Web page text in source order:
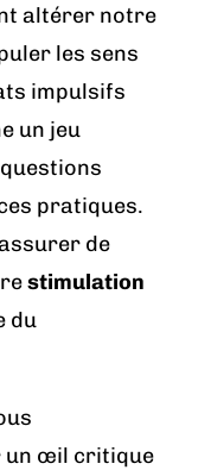
altérer notre
les sens
impulsifs
un jeu
pratiques.
de
stimulation
du
un œil critique